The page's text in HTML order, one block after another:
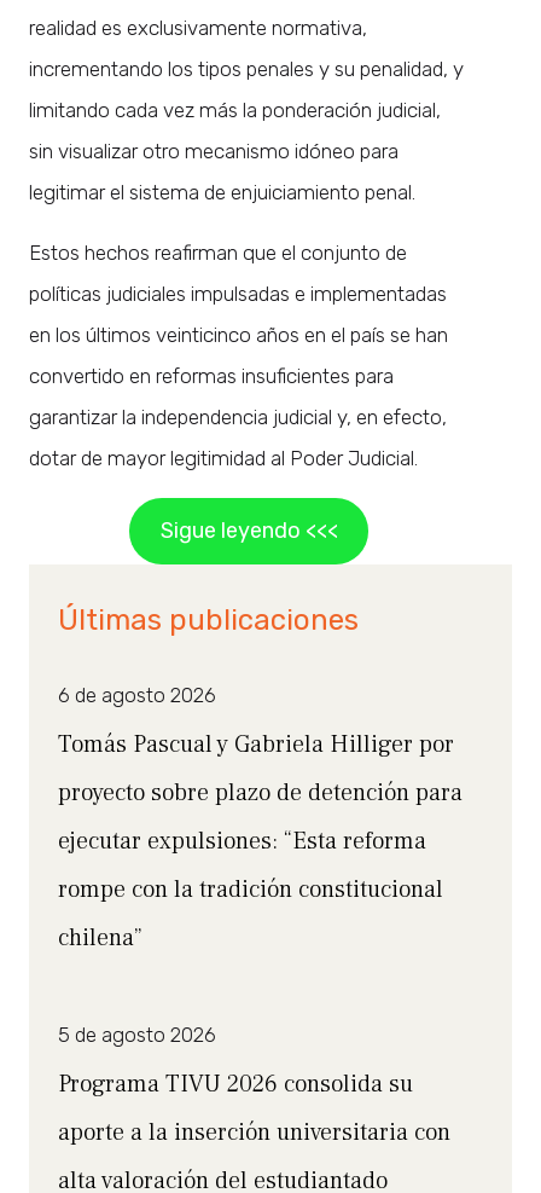
realidad es exclusivamente normativa,
incrementando los tipos penales y su penalidad, y
limitando cada vez más la ponderación judicial,
sin visualizar otro mecanismo idóneo para
legitimar el sistema de enjuiciamiento penal.
Estos hechos reafirman que el conjunto de
políticas judiciales impulsadas e implementadas
en los últimos veinticinco años en el país se han
convertido en reformas insuficientes para
garantizar la independencia judicial y, en efecto,
dotar de mayor legitimidad al Poder Judicial.
Sigue leyendo <<<
Últimas publicaciones
6 de agosto 2026
Tomás Pascual y Gabriela Hilliger por
proyecto sobre plazo de detención para
ejecutar expulsiones: “Esta reforma
rompe con la tradición constitucional
chilena”
5 de agosto 2026
Programa TIVU 2026 consolida su
aporte a la inserción universitaria con
alta valoración del estudiantado